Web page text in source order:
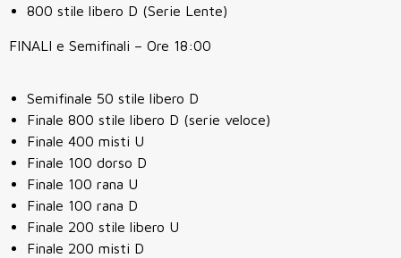
800 stile libero D (Serie Lente)
FINALI e Semifinali – Ore 18:00
Semifinale 50 stile libero D
Finale 800 stile libero D (serie veloce)
Finale 400 misti U
Finale 100 dorso D
Finale 100 rana U
Finale 100 rana D
Finale 200 stile libero U
Finale 200 misti D